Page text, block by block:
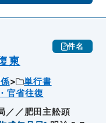
件名
柬
単行書
官省往復
／／肥田主舩頭